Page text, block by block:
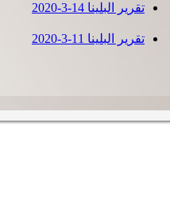
تقرير البلينا 14-3-2020
تقرير البلينا 11-3-2020